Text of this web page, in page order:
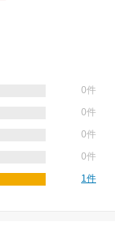
0件
0件
0件
0件
1件